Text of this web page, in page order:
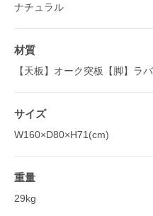
ナチュラル
材質
【天板】オーク突板【脚】ラ
サイズ
W160×D80×H71(cm)
重量
29kg